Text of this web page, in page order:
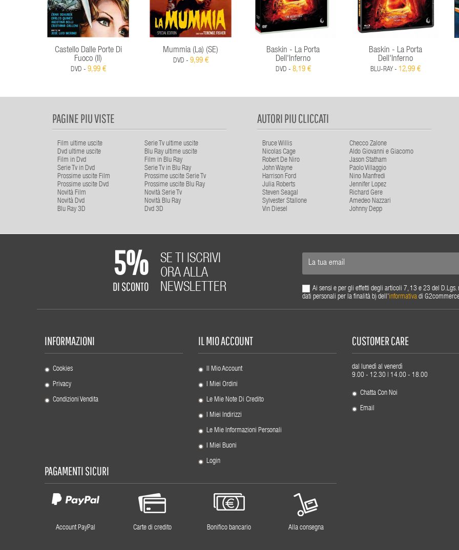
Castello Dalle Porte Di
Fuoco (Il)
DVD - 9,99 €
Mummia (La) (SE)
DVD - 9,99 €
Baskin - La Porta
Dell'Inferno
DVD - 8,19 €
Baskin - La Porta
Dell'Inferno
BLU-RAY - 12,99 €
PAGINE PIU VISTE
Film ultime uscite
Serie Tv ultime uscite
Dvd ultime uscite
Blu Ray ultime uscite
Film in Dvd
Film in Blu Ray
Serie Tv in Dvd
Serie Tv in Blu Ray
Prossime uscite Film
Prossime uscite Serie Tv
Prossime uscite Dvd
Prossime uscite Blu Ray
Novità Film
Novità Serie Tv
Novità Dvd
Novità Blu Ray
Blu Ray 3D
Dvd 3D
AUTORI PIU CLICCATI
Bruce Willis
Checco Zalone
Nicolas Cage
Aldo Giovanni e Giacomo
Robert De Niro
Jason Statham
John Wayne
Paolo Villaggio
Harrison Ford
Nino Manfredi
Julia Roberts
Jennifer Lopez
Steven Seagal
Richard Gere
Sylvester Stallone
Amedeo Nazzari
Vin Diesel
Johnny Depp
5%
DI SCONTO
SE TI ISCRIVI
ORA ALLA
NEWSLETTER
Ai sensi e per gli effetti degli articoli 7, 13 e 23 del
dati personali per la finalità b) dell'informativadi
INFORMAZIONI
Cookies
Privacy
Condizioni Vendita
IL MIO ACCOUNT
Il Mio Account
I Miei Ordini
Le Mie Note Di Credito
I Miei Indirizzi
Le Mie Informazioni Personali
I Miei Buoni
Login
CUSTOMER CARE
dal lunedì al venerdì
9.00 - 12.30 | 14.00 - 18.00
Chatta Con Noi
Email
PAGAMENTI SICURI
Account PayPal Carte di credito Bonifico bancario Alla consegna